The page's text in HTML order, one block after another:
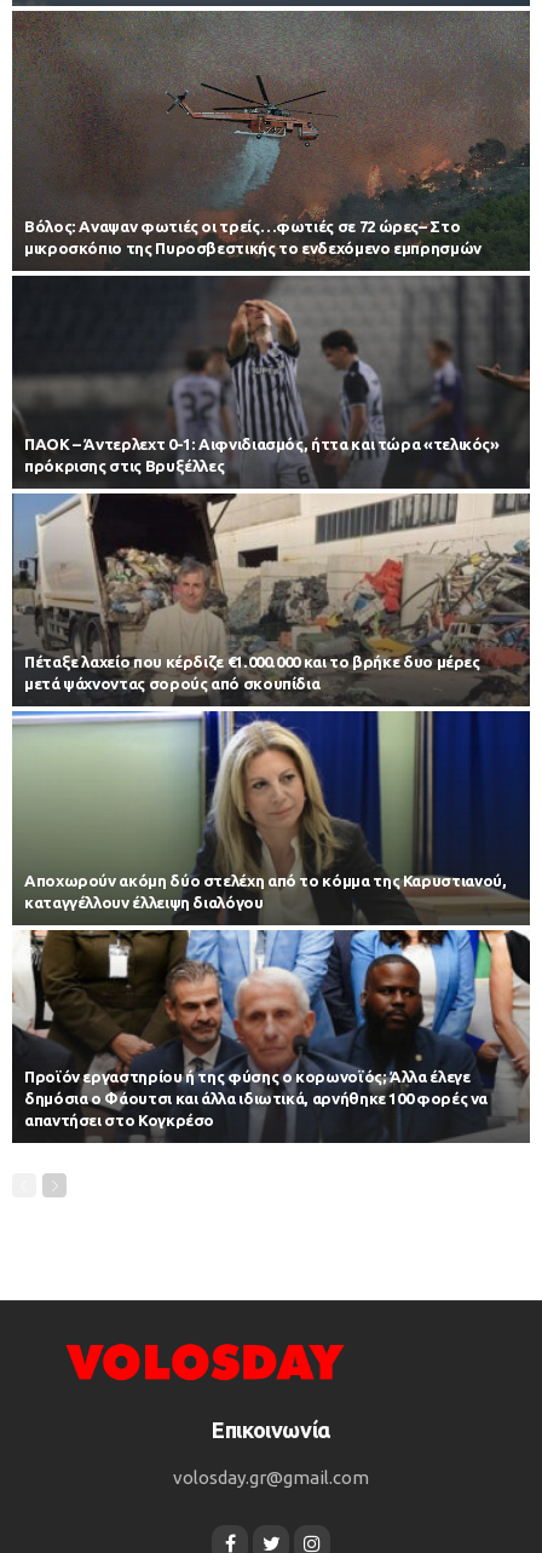
Βόλος: Αναψαν φωτιές οι τρείς…φωτιές σε 72 ώρες– Στο
μικροσκόπιο της Πυροσβεστικής το ενδεχόμενο εμπρησμών
ΠΑΟΚ – Άντερλεχτ 0-1: Αιφνιδιασμός, ήττα και τώρα «τελικός»
πρόκρισης στις Βρυξέλλες
Πέταξε λαχείο που κέρδιζε €1.000.000 και το βρήκε δυο μέρες
μετά ψάχνοντας σορούς από σκουπίδια
Αποχωρούν ακόμη δύο στελέχη από το κόμμα της Καρυστιανού,
καταγγέλλουν έλλειψη διαλόγου
Προϊόν εργαστηρίου ή της φύσης ο κορωνοϊός; Άλλα έλεγε
δημόσια ο Φάουτσι και άλλα ιδιωτικά, αρνήθηκε 100 φορές να
απαντήσει στο Κογκρέσο
Επικοινωνία
volosday.gr@gmail.com